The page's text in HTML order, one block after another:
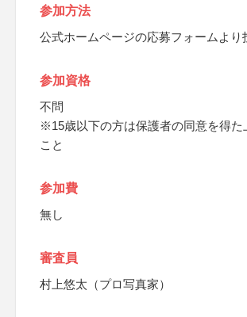
参加方法
公式ホームページの応募フォームより
参加資格
不問
※15歳以下の方は保護者の同意を得た
こと
参加費
無し
審査員
村上悠太（プロ写真家）